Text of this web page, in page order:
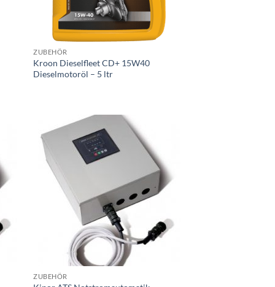
ZUBEHÖR
Kroon Dieselfleet CD+ 15W40
Dieselmotoröl – 5 ltr
Toevoegen
aan
wenslijst
ZUBEHÖR